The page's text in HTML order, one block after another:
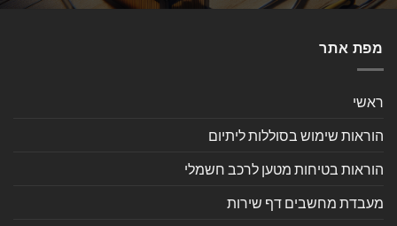
מפת אתר
ראשי
הוראות שימוש בסוללות ליתיום
הוראות בטיחות מטען לרכב חשמלי
מעבדת מחשבים דף שירות